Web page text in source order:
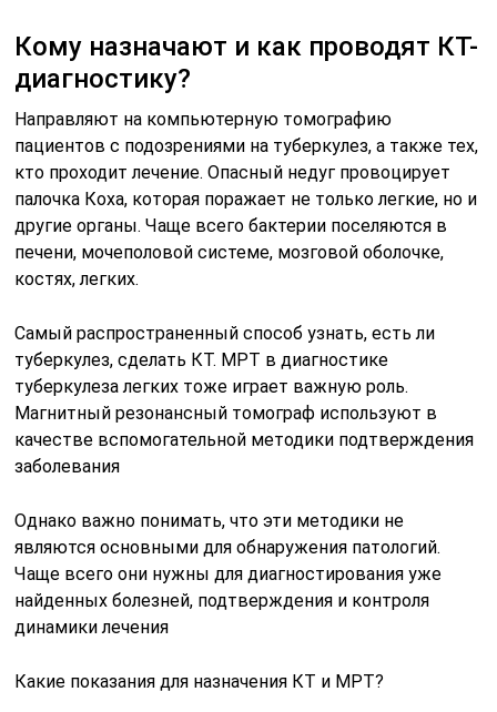
Кому назначают и как проводят КТ-
диагностику?
Направляют на компьютерную томографию
пациентов с подозрениями на туберкулез, а также тех,
кто проходит лечение. Опасный недуг провоцирует
палочка Коха, которая поражает не только легкие, но и
другие органы. Чаще всего бактерии поселяются в
печени, мочеполовой системе, мозговой оболочке,
костях, легких.
Самый распространенный способ узнать, есть ли
туберкулез, сделать КТ. МРТ в диагностике
туберкулеза легких тоже играет важную роль.
Магнитный резонансный томограф используют в
качестве вспомогательной методики подтверждения
заболевания
Однако важно понимать, что эти методики не
являются основными для обнаружения патологий.
Чаще всего они нужны для диагностирования уже
найденных болезней, подтверждения и контроля
динамики лечения
Какие показания для назначения КТ и МРТ?